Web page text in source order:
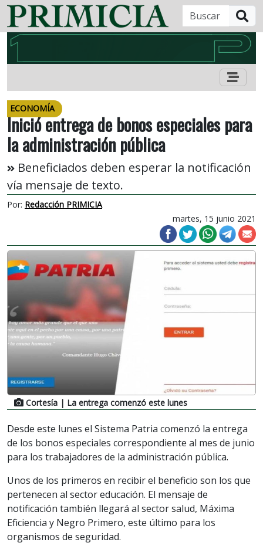
ECONOMÍA
Inició entrega de bonos especiales para
la administración pública
Beneficiados deben esperar la notificación
vía mensaje de texto.
Por: Redacción PRIMICIA
martes, 15 junio 2021
Cortesía | La entrega comenzó este lunes
Desde este lunes el Sistema Patria comenzó la entrega
de los bonos especiales correspondiente al mes de junio
para los trabajadores de la administración pública.
Unos de los primeros en recibir el beneficio son los que
pertenecen al sector educación. El mensaje de
notificación también llegará al sector salud, Máxima
Eficiencia y Negro Primero, este último para los
organismos de seguridad.